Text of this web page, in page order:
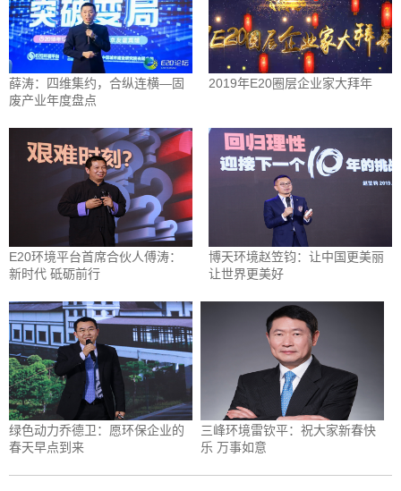
薛涛：四维集约，合纵连横—固
废产业年度盘点
2019年E20圈层企业家大拜年
E20环境平台首席合伙人傅涛：
新时代 砥砺前行
博天环境赵笠钧：让中国更美丽
让世界更美好
绿色动力乔德卫：愿环保企业的
春天早点到来
三峰环境雷钦平：祝大家新春快
乐 万事如意